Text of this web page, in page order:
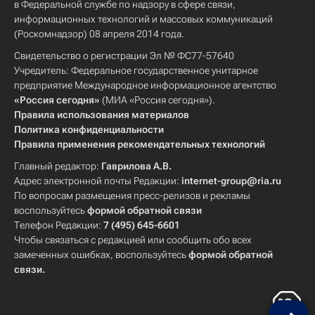
в Федеральной службе по надзору в сфере связи,
информационных технологий и массовых коммуникаций
(Роскомнадзор) 08 апреля 2014 года.
Свидетельство о регистрации Эл № ФС77-57640
Учредитель: Федеральное государственное унитарное
предприятие Международное информационное агентство
«Россия сегодня» (МИА «Россия сегодня»).
Правила использования материалов
Политика конфиденциальности
Правила применения рекомендательных технологий
Главный редактор: Гаврилова А.В.
Адрес электронной почты Редакции: internet-group@ria.ru
По вопросам размещения пресс-релизов и рекламы
воспользуйтесьформой обратной связи
Телефон Редакции: 7 (495) 645-6601
Чтобы связаться с редакцией или сообщить обо всех
замеченных ошибках, воспользуйтесьформой обратной
связи.